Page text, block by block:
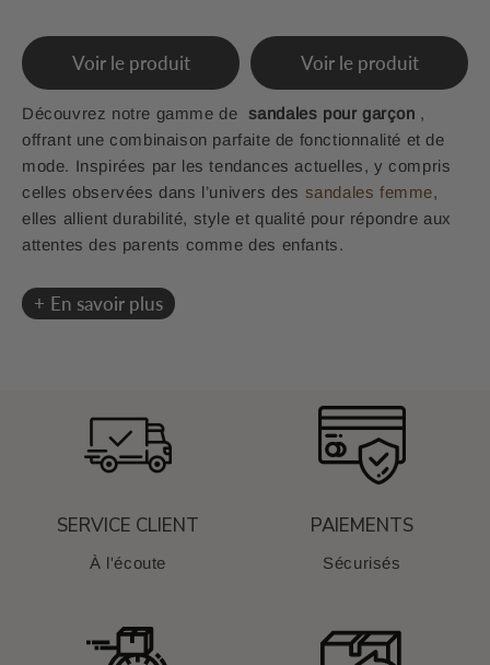
Voir le produit Voir le produit
Découvrez notre gamme de sandales pour garçon ,
offrant une combinaison parfaite de fonctionnalité et de
mode. Inspirées par les tendances actuelles, y compris
celles observées dans l’univers des sandales femme,
elles allient durabilité, style et qualité pour répondre aux
attentes des parents comme des enfants.
En savoir plus
SERVICE CLIENT
À l'écoute
PAIEMENTS
Sécurisés